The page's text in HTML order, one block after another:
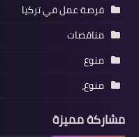
فرصة عمل في تركيا
مناقصات
منوع
منوع،
مشاركة مميزة